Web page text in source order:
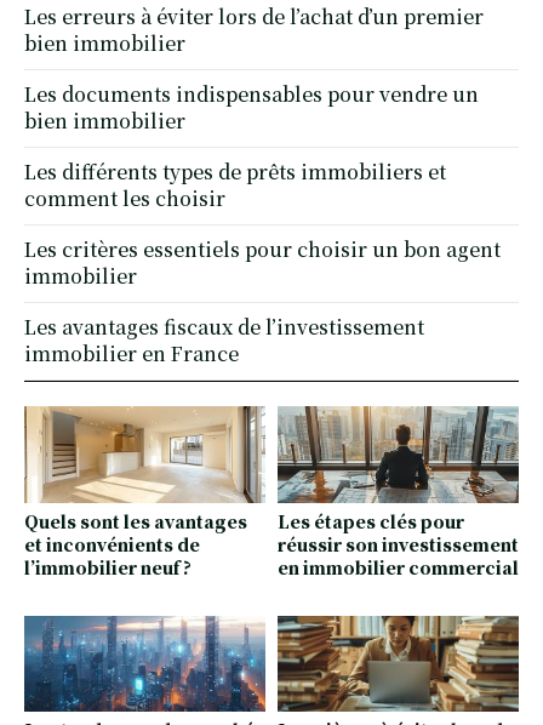
Quels sont les avantages
et inconvénients de
l’immobilier neuf ?
Les étapes clés pour
réussir son investissement
en immobilier commercial
Les erreurs à éviter lors de l’achat d’un premier
bien immobilier
Les documents indispensables pour vendre un
bien immobilier
Les différents types de prêts immobiliers et
comment les choisir
Les critères essentiels pour choisir un bon agent
immobilier
Les avantages fiscaux de l’investissement
immobilier en France